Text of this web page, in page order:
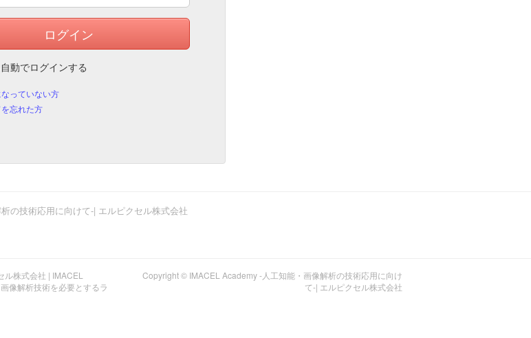
ログイン
動でログインする
っていない方
忘れた方
の技術応用に向けて-| エルピクセル株式会社
株式会社 | IMACEL
像解析技術を必要とするラ
Copyright © IMACEL Academy -人工知能・画像解析の技術応用に向け
て-| エルピクセル株式会社